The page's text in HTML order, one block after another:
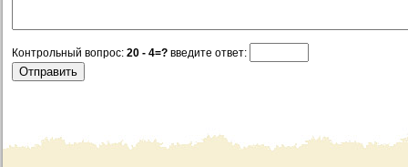
Контрольный вопрос: 20 - 4=? введите ответ: